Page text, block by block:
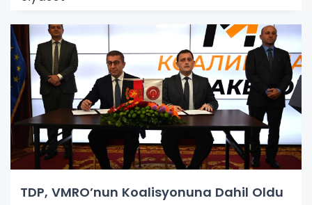
TDP, VMRO’nun Koalisyonuna Dahil Oldu